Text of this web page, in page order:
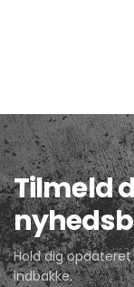
Tilmeld
Hold dig
indbakke.